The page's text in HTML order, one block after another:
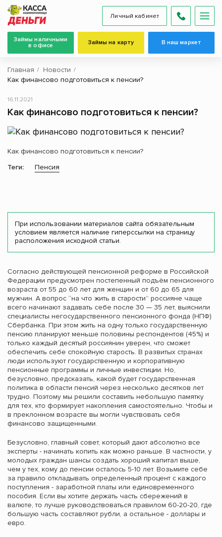
Личный кабинет
Займы наличными
в офисе
Займы на карту В наш маркет
Главная
Новости
Как финансово подготовиться к пенсии?
Как финансово подготовиться к пенсии?
16.11.2021
Как финансово подготовиться к пенсии?
Теги:
Пенсия
При использовании материалов сайта обязательным
условием является наличие гиперссылки на страницу
расположения исходной статьи.
Согласно действующей пенсионной реформе в Российской
Федерации предусмотрен постепенный подъём пенсионного
возраста от 55 до 60 лет для женщин и от 60 до 65 для
мужчин. А вопрос “на что жить в старости” россияне чаще
всего начинают задавать себе после 30 — 35 лет, выяснили
специалисты негосударственного пенсионного фонда (НПФ)
Сбербанка. При этом жить на одну только государственную
пенсию планируют меньше половины респондентов (45%) и
только каждый десятый россиянин уверен, что сможет
обеспечить себе спокойную старость. В развитых странах
люди используют государственную и корпоративную
пенсионные программы и личные инвестиции. Но,
безусловно, предсказать, какой будет государственная
политика в области пенсий через несколько десятков лет
трудно. Поэтому мы решили составить небольшую памятку
для тех, кто формирует накопления самостоятельно. Чтобы и
в преклонном возрасте вы могли чувствовать себя
финансово защищенными.
Безусловно, главный совет, который дают абсолютно все
эксперты - начинать копить как можно раньше. В частности, у
молодых граждан шансы создать хороший капитал выше,
чем у тех, кому до пенсии осталось 5-10 лет. Возьмите себе
за правило откладывать определенный процент с каждого
поступления - заработной платы или единовременного
пособия. Если вы хотите держать часть сбережений в
валюте, то лучше руководствоваться правилом 60-20-20, где
большую часть составляют рубли, а остальное - доллары и
евро.